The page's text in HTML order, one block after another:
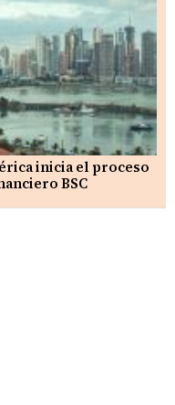
inicia el proceso
BSC